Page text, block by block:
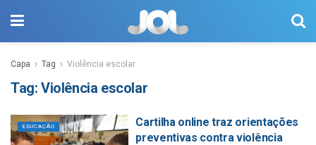
Capa Tag Violência escolar
Tag: Violência escolar
EDUCAÇÃO
Cartilha online traz orientações
preventivas contra violência